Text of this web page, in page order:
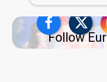
Follow